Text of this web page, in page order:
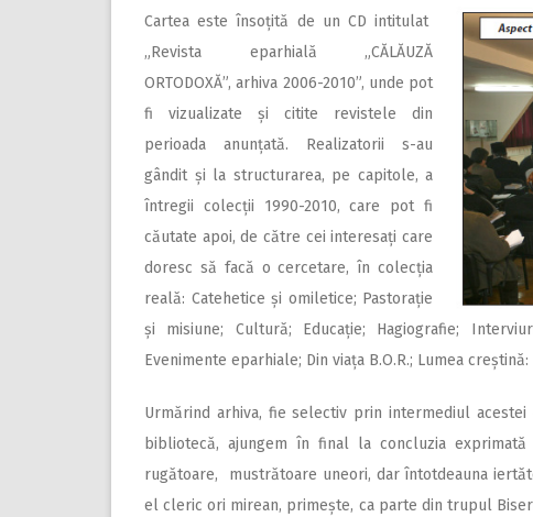
Cartea este însoțită de un CD intitulat
„Revista eparhială „CĂLĂUZĂ
ORTODOXĂ”, arhiva 2006-2010”, unde pot
fi vizualizate și citite revistele din
perioada anunțată. Realizatorii s-au
gândit și la structurarea, pe capitole, a
întregii colecții 1990-2010, care pot fi
căutate apoi, de către cei interesați care
doresc să facă o cercetare, în colecția
reală: Catehetice și omiletice; Pastorație
și misiune; Cultură; Educație; Hagiografie;
Evenimente eparhiale; Din viața B.O.R.; Lumea
Urmărind arhiva, fie selectiv prin intermediul
bibliotecă, ajungem în final la concluzia exprimată
rugătoare, mustrătoare uneori, dar întotdeauna
el cleric ori mirean, primește, ca parte din trupul